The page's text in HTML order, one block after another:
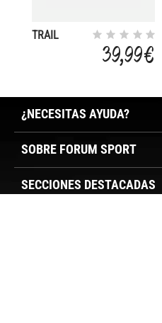
TRAIL
39,99 €
¿NECESITAS AYUDA?
SOBRE FORUM SPORT
SECCIONES DESTACADAS